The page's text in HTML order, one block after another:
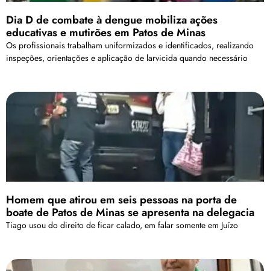
Dia D de combate à dengue mobiliza ações
educativas e mutirões em Patos de Minas
Os profissionais trabalham uniformizados e identificados, realizando
inspeções, orientações e aplicação de larvicida quando necessário
Homem que atirou em seis pessoas na porta de
boate de Patos de Minas se apresenta na delegacia
Tiago usou do direito de ficar calado, em falar somente em Juízo